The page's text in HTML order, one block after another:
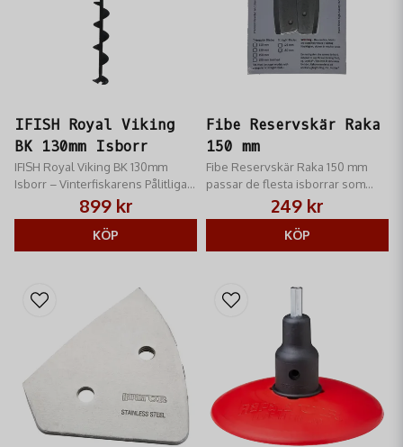
IFISH Royal Viking
BK 130mm Isborr
IFISH Royal Viking BK 130mm
Isborr – Vinterfiskarens Pålitliga
899 kr
KÖP
Fibe Reservskär Raka
150 mm
Fibe Reservskär Raka 150 mm
passar de flesta isborrar som
finns på marknaden som har raka
skär
249 kr
KÖP